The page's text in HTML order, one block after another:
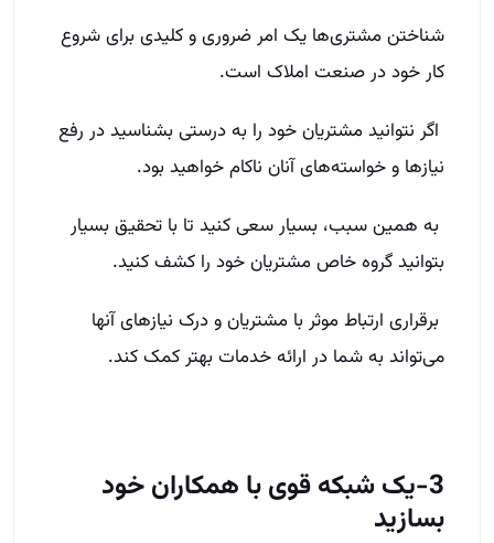
شناختن مشتری‌ها یک امر ضروری و کلیدی برای شروع
کار خود در صنعت املاک است.
اگر نتوانید مشتریان خود را به درستی بشناسید در رفع
نیازها و خواسته‌های آنان ناکام خواهید بود.
به همین سبب، بسیار سعی کنید تا با تحقیق بسیار
بتوانید گروه خاص مشتریان خود را کشف کنید.
برقراری ارتباط موثر با مشتریان و درک نیازهای آنها
می‌تواند به شما در ارائه خدمات بهتر کمک کند.
3-یک شبکه قوی با همکاران خود
بسازید